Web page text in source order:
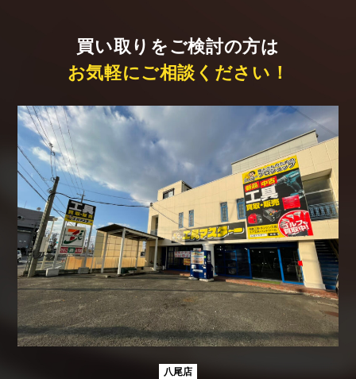
買い取りをご検討の方は
お気軽にご相談ください！
八尾店